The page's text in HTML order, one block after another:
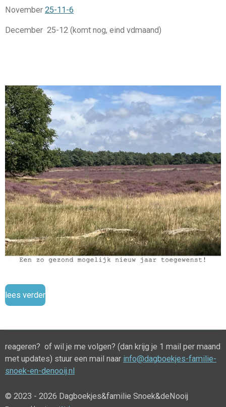
November 25-11-6
December 25-12 (komt nog, eind vdmaand)
lees verder
reageren? of wil je me volgen? (dan krijg je 1 mail per maand
met updates) stuur een mail naar info@dagboekjes-familie-
snoek-en-denooij.nl
© 2023 - 2026 Dagboekjes&familie Snoek&deNooij